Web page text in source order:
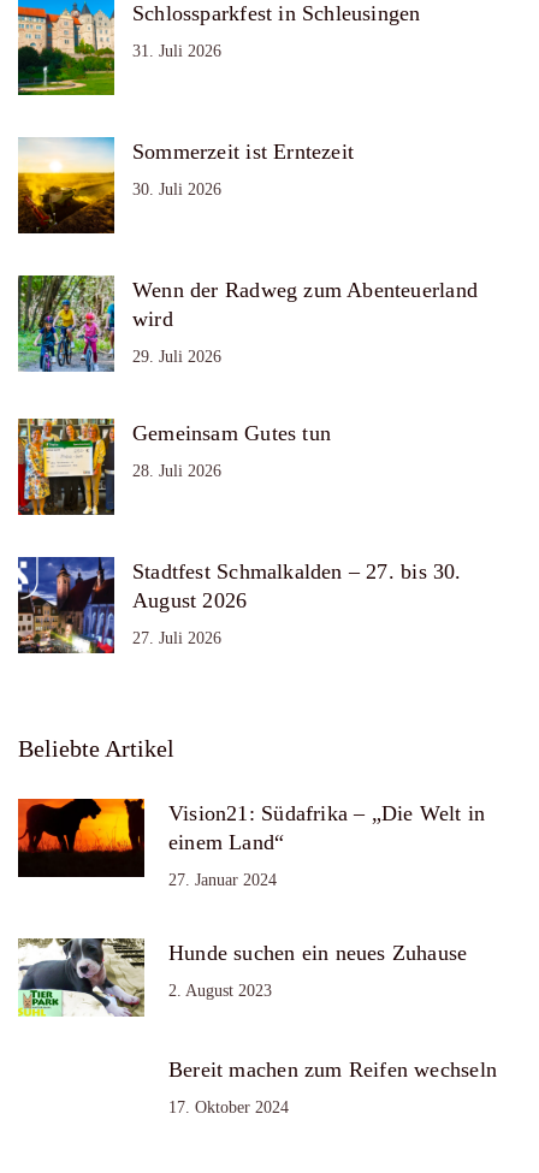
Schlossparkfest in Schleusingen
31. Juli 2026
Sommerzeit ist Erntezeit
30. Juli 2026
Wenn der Radweg zum Abenteuerland
wird
29. Juli 2026
Gemeinsam Gutes tun
28. Juli 2026
Stadtfest Schmalkalden – 27. bis 30.
August 2026
27. Juli 2026
Beliebte Artikel
Vision21: Südafrika – „Die Welt in
einem Land“
27. Januar 2024
Hunde suchen ein neues Zuhause
2. August 2023
Bereit machen zum Reifen wechseln
17. Oktober 2024